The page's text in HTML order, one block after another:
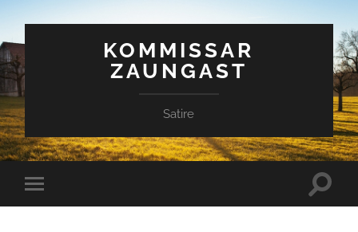
KOMMISSAR
ZAUNGAST
Satire
Mobile-
Menü